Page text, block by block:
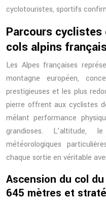
cyclotouristes, sportifs
Parcours
cols alpins
Les Alpes françaises
montagne européen,
prestigieuses et les plus
pierre offrent aux cyclistes
mêlant performance
grandioses. L’altitude,
météorologiques
chaque sortie en véritable
Ascension du col
645 mètres et